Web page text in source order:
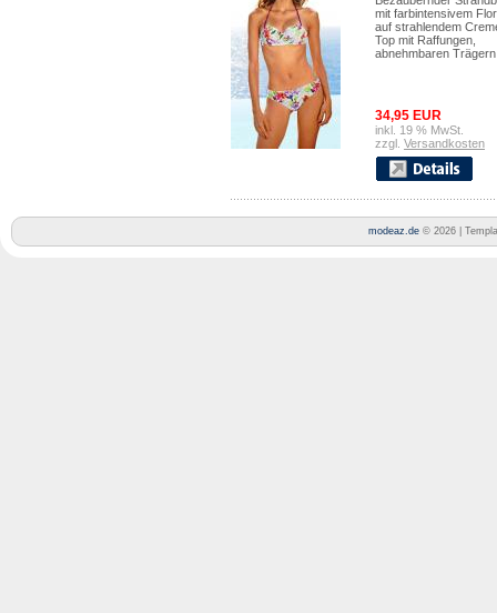
mit farbintensivem
auf strahlendem
Top mit Raffungen,
abnehmbaren
34,95 EUR
inkl. 19 % MwSt.
zzgl. Versandkosten
modeaz.de © 2026 |